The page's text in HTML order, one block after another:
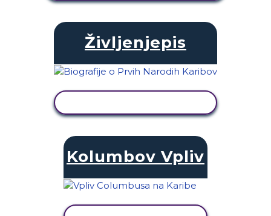
Življenjepis
Kolumbov Vpliv